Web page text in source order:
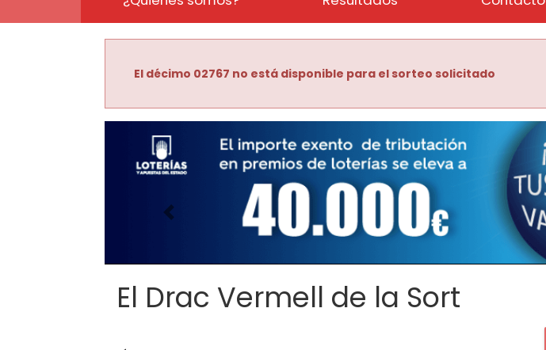
El décimo 02767 no está disponible para el sorteo solicitado
Imagen anterior
El Drac Vermell de la Sort